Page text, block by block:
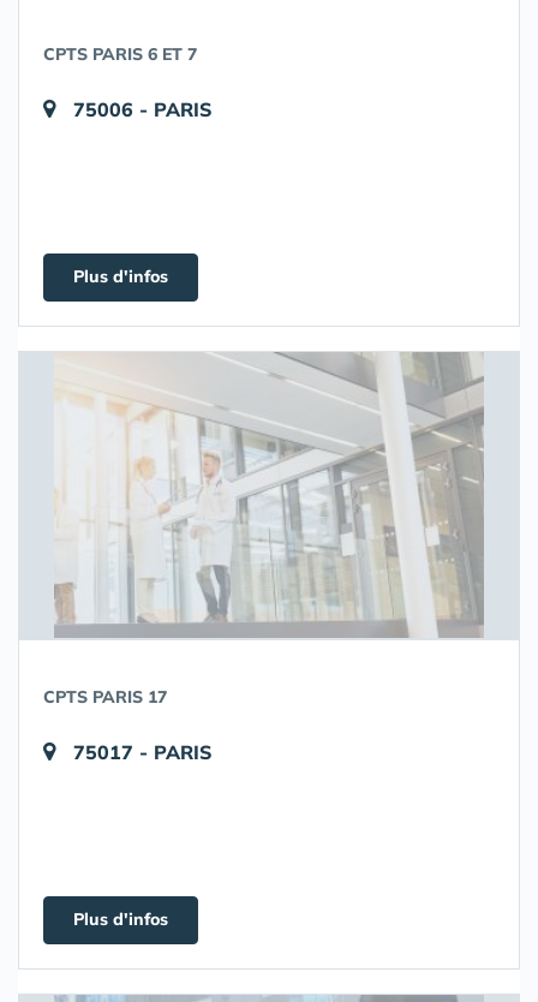
CPTS PARIS 6 ET 7
75006 - PARIS
Plus d'infos
CPTS PARIS 17
75017 - PARIS
Plus d'infos